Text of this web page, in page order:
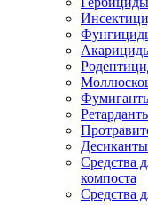
Десиканты
Средства
компоста
Средства